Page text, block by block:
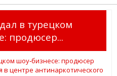
в турецком
продюсер...